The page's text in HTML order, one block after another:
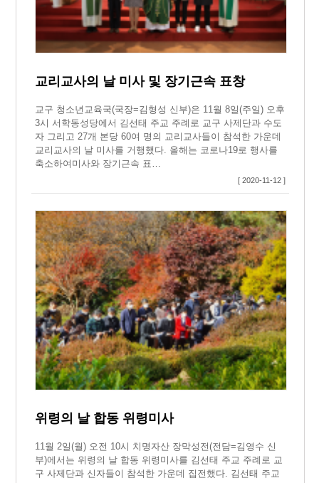
교리교사의 날 미사 및 장기근속 표창
교구 청소년교육국(국장=김형성 신부)은 11월 8일(주일) 오후
3시 서학동성당에서 김선태 주교 주례로 교구 사제단과 수도
자 그리고 27개 본당 60여 명의 교리교사들이 참석한 가운데
교리교사의 날 미사를 거행했다. 올해는 코로나19로 행사를
축소하여미사와 장기근속 표…
[ 2020-11-12 ]
위령의 날 합동 위령미사
11월 2일(월) 오전 10시 치명자산 장막성전(전담=김영수 신
부)에서는 위령의 날 합동 위령미사를 김선태 주교 주례로 교
구 사제단과 신자들이 참석한 가운데 집전했다. 김선태 주교